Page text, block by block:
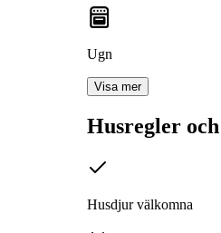
Ugn
Visa mer
Husregler
Husdjur välkomna